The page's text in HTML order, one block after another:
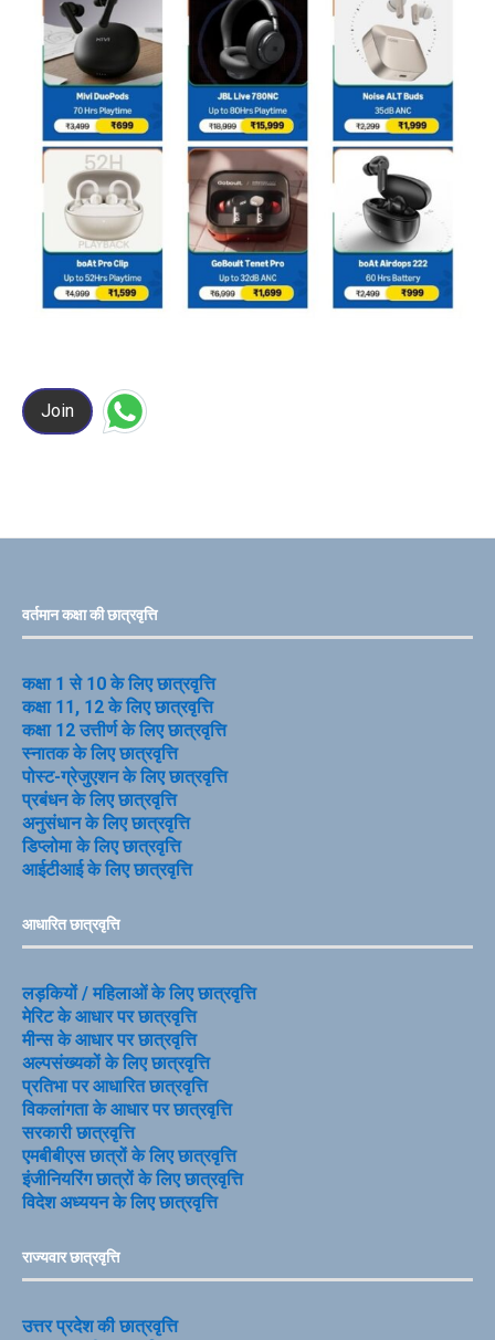
Join
वर्तमान कक्षा की छात्रवृत्ति
कक्षा 1 से 10 के लिए छात्रवृत्ति
कक्षा 11, 12 के लिए छात्रवृत्ति
कक्षा 12 उत्तीर्ण के लिए छात्रवृत्ति
स्नातक के लिए छात्रवृत्ति
पोस्ट-ग्रेजुएशन के लिए छात्रवृत्ति
प्रबंधन के लिए छात्रवृत्ति
अनुसंधान के लिए छात्रवृत्ति
डिप्लोमा के लिए छात्रवृत्ति
आईटीआई के लिए छात्रवृत्ति
आधारित छात्रवृत्ति
लड़कियों / महिलाओं के लिए छात्रवृत्ति
मेरिट के आधार पर छात्रवृत्ति
मीन्स के आधार पर छात्रवृत्ति
अल्पसंख्यकों के लिए छात्रवृत्ति
प्रतिभा पर आधारित छात्रवृत्ति
विकलांगता के आधार पर छात्रवृत्ति
सरकारी छात्रवृत्ति
एमबीबीएस छात्रों के लिए छात्रवृत्ति
इंजीनियरिंग छात्रों के लिए छात्रवृत्ति
विदेश अध्ययन के लिए छात्रवृत्ति
राज्यवार छात्रवृत्ति
उत्तर प्रदेश की छात्रवृत्ति